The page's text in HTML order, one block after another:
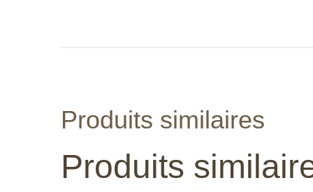
Produits similaires
Produits